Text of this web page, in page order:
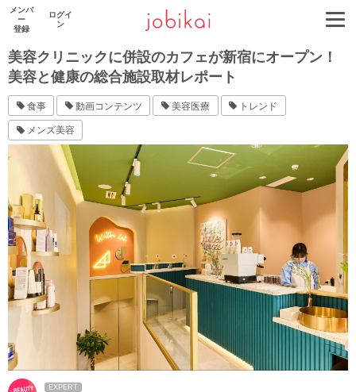
メンバ
ー
登録
ログイ
ン
美容クリニックに併設のカフェが新宿にオープン！
美容と健康の総合施設取材レポート
食事 動画コンテンツ 美容医療 トレンド
メンズ美容
EXPERT